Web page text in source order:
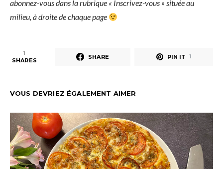
abonnez-vous dans la rubrique « Inscrivez-vous » située au
milieu, à droite de chaque page
1
SHARES SHARE PIN IT 1
VOUS DEVRIEZ ÉGALEMENT AIMER